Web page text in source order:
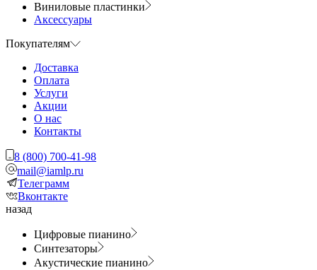
Виниловые пластинки
Аксессуары
Покупателям
Доставка
Оплата
Услуги
Акции
О нас
Контакты
8 (800) 700-41-98
mail@iamlp.ru
Телеграмм
Вконтакте
назад
Цифровые пианино
Синтезаторы
Акустические пианино